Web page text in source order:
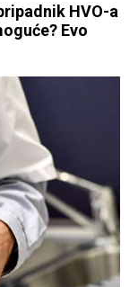
HVO-a
Evo